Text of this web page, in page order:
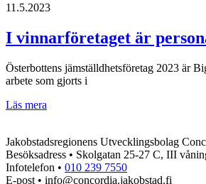
11.5.2023
I vinnarföretaget är
Österbottens jämställdhetsföretag 2023 är
arbete som gjorts i
Läs mera
personalens
mångfald
en
styrka
Jakobstadsregionens Utvecklingsbolag
Besöksadress • Skolgatan 25-27 C, III
Infotelefon • 010 239 7550
E-post • info@concordia.jakobstad.fi